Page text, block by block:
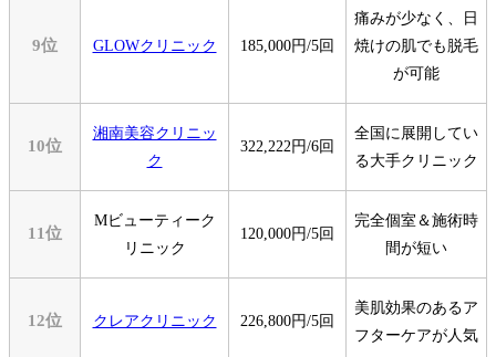
9位 GLOWクリニック 185,000円/5回
痛みが少なく、日
焼けの肌でも脱毛
が可能
10位
湘南美容クリニッ
ク
322,222円/6回
全国に展開してい
る大手クリニック
11位
Mビューティーク
リニック
120,000円/5回
完全個室＆施術時
間が短い
12位 クレアクリニック 226,800円/5回
美肌効果のあるア
フターケアが人気